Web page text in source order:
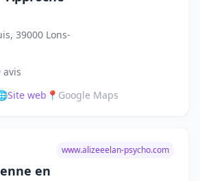
39000 Lons-
avis
Site web 📍 Google Maps
en
www.alizeeelan-psycho.com